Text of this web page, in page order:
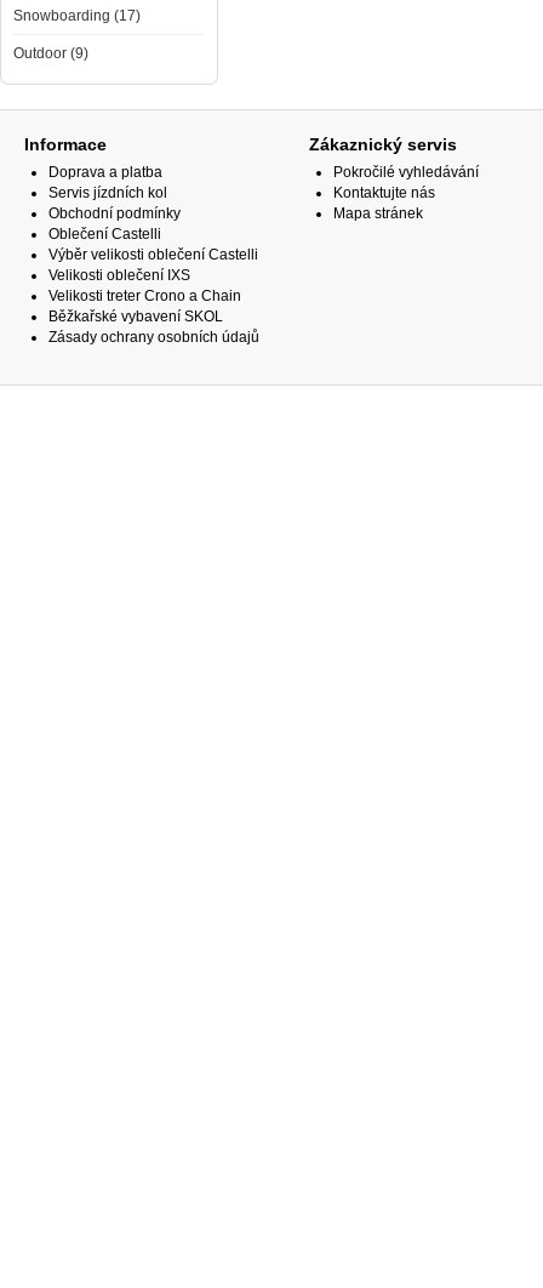
Snowboarding (17)
Outdoor (9)
Informace
Doprava a platba
Servis jízdních kol
Obchodní podmínky
Oblečení Castelli
Výběr velikosti oblečení Castelli
Velikosti oblečení IXS
Velikosti treter Crono a Chain
Běžkařské vybavení SKOL
Zásady ochrany osobních údajů
Zákaznický servis
Pokročilé vyhledávání
Kontaktujte nás
Mapa stránek